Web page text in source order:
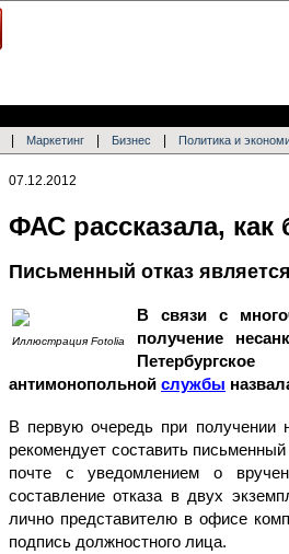
Маркетинг Бизнес Политика и
07.12.2012
ФАС рассказала,
Письменный отказ
Иллюстрация Fotolia
В связи с
получение
антимонопольной службы
В первую очередь при получении
рекомендует составить
почте с уведомлением о
составление отказа в двух
лично представителю в офисе
подпись должностного лица.